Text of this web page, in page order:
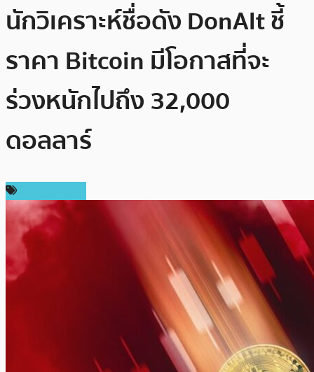
นักวิเคราะห์ชื่อดัง DonAlt ชี้
ราคา Bitcoin มีโอกาสที่จะ
ร่วงหนักไปถึง 32,000
ดอลลาร์